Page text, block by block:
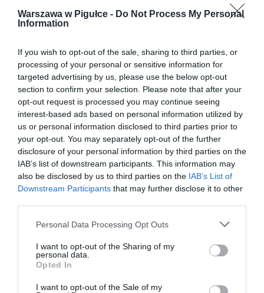
Warszawa w Pigułce - Do Not Process My Personal
Information
If you wish to opt-out of the sale, sharing to third parties, or
processing of your personal or sensitive information for
targeted advertising by us, please use the below opt-out
section to confirm your selection. Please note that after your
opt-out request is processed you may continue seeing
interest-based ads based on personal information utilized by
us or personal information disclosed to third parties prior to
your opt-out. You may separately opt-out of the further
disclosure of your personal information by third parties on the
IAB’s list of downstream participants. This information may
also be disclosed by us to third parties on the IAB’s List of
Downstream Participants that may further disclose it to other
Personal Data Processing Opt Outs
I want to opt-out of the Sharing of my
personal data.
Opted In
I want to opt-out of the Sale of my